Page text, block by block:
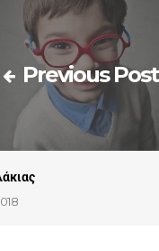
Previous Post